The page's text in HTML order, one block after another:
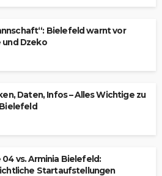
Bielefeld warnt vor
und Dzeko
Daten, Infos – Alles Wichtige zu
04 vs. Arminia Bielefeld:
Startaufstellungen